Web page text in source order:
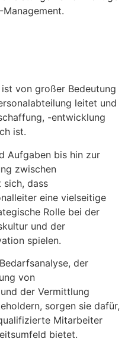
von großer Bedeutung
leitet und
-entwicklung
ist.
Aufgaben bis hin zur
zwischen
sich, dass
eine vielseitige
Rolle bei der
und der
spielen.
der
von
der Vermittlung
sorgen sie dafür,
Mitarbeiter
bietet.